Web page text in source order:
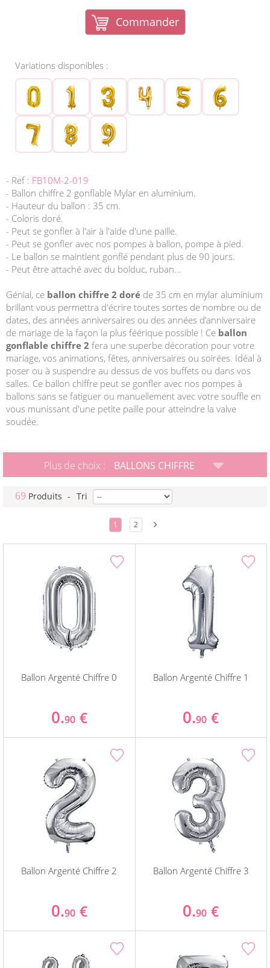
Commander
Variations disponibles :
- Ref : FB10M-2-019
- Ballon chiffre 2 gonflable Mylar en aluminium.
- Hauteur du ballon : 35 cm.
- Coloris doré.
- Peut se gonfler à l'air à l'aide d'une paille.
- Peut se gonfler avec nos pompes à ballon, pompe à pied.
- Le ballon se maintient gonflé pendant plus de 90 jours.
- Peut être attaché avec du bolduc, ruban...
Génial, ce ballon chiffre 2 doré de 35 cm en mylar aluminium
brillant vous permettra d'écrire toutes sortes de nombre ou de
dates, des années anniversaires ou des années d’anniversaire
de mariage de la façon la plus féérique possible ! Ce ballon
gonflable chiffre 2 fera une superbe décoration pour votre
mariage, vos animations, fêtes, anniversaires ou soirées. Idéal à
poser ou à suspendre au dessus de vos buffets ou dans vos
salles. Ce ballon chiffre peut se gonfler avec nos pompes à
ballons sans se fatiguer ou manuellement avec votre souffle en
vous munissant d'une petite paille pour atteindre la valve
soudée.
Plus de choix : BALLONS CHIFFRE
69 Produits - Tri
1 2
Ballon Argenté Chiffre 0
0.90 €
Ballon Argenté Chiffre 1
0.90 €
Ballon Argenté Chiffre 2
0.90 €
Ballon Argenté Chiffre 3
0.90 €